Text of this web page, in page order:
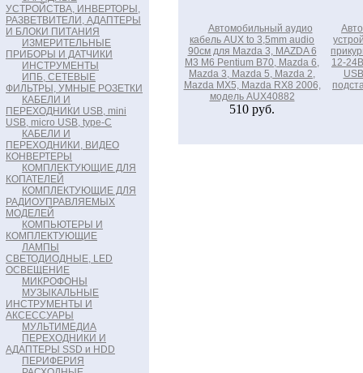
УСТРОЙСТВА, ИНВЕРТОРЫ,
РАЗВЕТВИТЕЛИ, АДАПТЕРЫ
И БЛОКИ ПИТАНИЯ
ИЗМЕРИТЕЛЬНЫЕ
ПРИБОРЫ И ДАТЧИКИ
ИНСТРУМЕНТЫ
ИПБ, СЕТЕВЫЕ
ФИЛЬТРЫ, УМНЫЕ РОЗЕТКИ
КАБЕЛИ И
ПЕРЕХОДНИКИ USB, mini
USB, micro USB, type-C
КАБЕЛИ И
ПЕРЕХОДНИКИ, ВИДЕО
КОНВЕРТЕРЫ
КОМПЛЕКТУЮЩИЕ ДЛЯ
КОПАТЕЛЕЙ
КОМПЛЕКТУЮЩИЕ ДЛЯ
РАДИОУПРАВЛЯЕМЫХ
МОДЕЛЕЙ
КОМПЬЮТЕРЫ И
КОМПЛЕКТУЮЩИЕ
ЛАМПЫ
СВЕТОДИОДНЫЕ, LED
ОСВЕЩЕНИЕ
МИКРОФОНЫ
МУЗЫКАЛЬНЫЕ
ИНСТРУМЕНТЫ И
АКСЕССУАРЫ
МУЛЬТИМЕДИА
ПЕРЕХОДНИКИ И
АДАПТЕРЫ SSD и HDD
ПЕРИФЕРИЯ
Автомобильный аудио
кабель AUX to 3,5mm audio
90см для Mazda 3, MAZDA 6
М3 М6 Pentium B70, Mazda 6,
Mazda 3, Mazda 5, Mazda 2,
Mazda MX5, Mazda RX8 2006,
модель AUX40882
510 руб.
12-